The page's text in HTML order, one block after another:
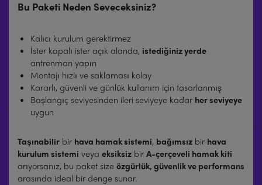
Bu Paketi Neden Seveceksiniz?
Kalıcı kurulum gerektirmez
İster kapalı ister açık alanda, istediğiniz yerde
antrenman yapın
Montajı hızlı ve saklaması kolay
Kararlı, güvenli ve günlük kullanım için tasarlanmış
Başlangıç seviyesinden ileri seviyeye kadar her seviyeye
uygun
Taşınabilir bir hava hamak sistemi, bağımsız bir hava
kurulum sistemi veya eksiksiz bir A-çerçeveli hamak kiti
arıyorsanız, bu paket size özgürlük, güvenlik ve performans
arasında ideal bir denge sunar.